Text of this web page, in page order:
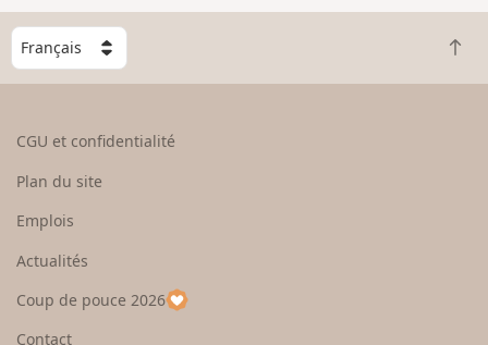
C
h
o
e
u
p
a
R
e
CGU et confidentialité
Plan du site
Emplois
Actualités
Coup de pouce 2026
Contact